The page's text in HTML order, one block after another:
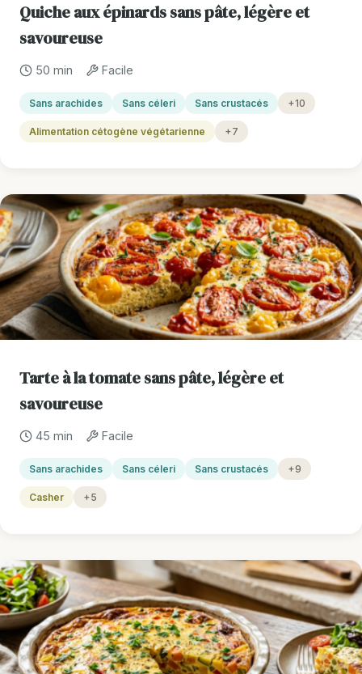
Quiche aux épinards sans pâte, légère et
savoureuse
50 min Facile
Sans arachides Sans céleri Sans crustacés +10
Alimentation cétogène végétarienne +7
Tarte à la tomate sans pâte, légère et
savoureuse
45 min Facile
Sans arachides Sans céleri Sans crustacés +9
Casher +5